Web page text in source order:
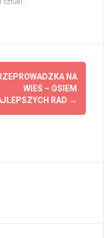
sztuki...
NA
WIEŚ – OSIEM
RAD →